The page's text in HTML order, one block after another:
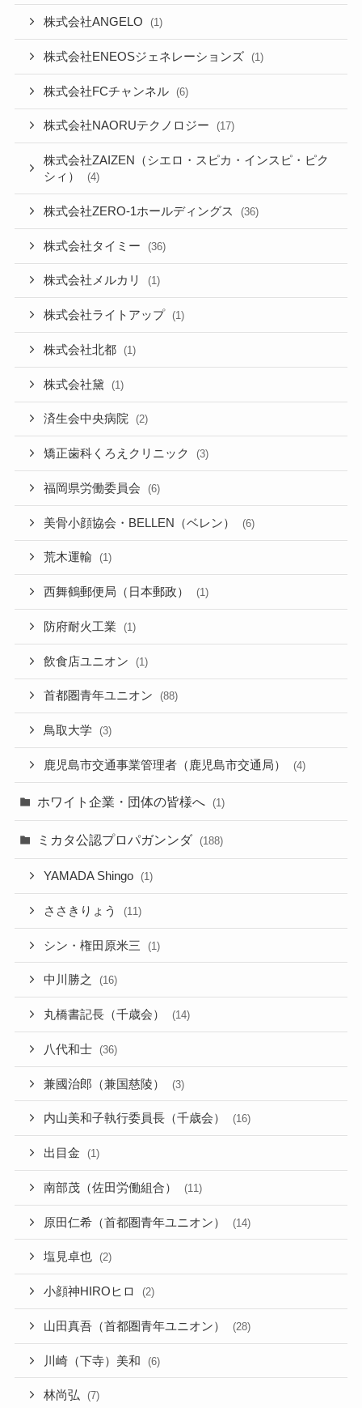
株式会社ANGELO (1)
株式会社ENEOSジェネレーションズ (1)
株式会社FCチャンネル (6)
株式会社NAORUテクノロジー (17)
株式会社ZAIZEN（シエロ・スピカ・インスピ・ピク
シィ）
(4)
株式会社ZERO-1ホールディングス (36)
株式会社タイミー (36)
株式会社メルカリ (1)
株式会社ライトアップ (1)
株式会社北都 (1)
株式会社黛 (1)
済生会中央病院 (2)
矯正歯科くろえクリニック (3)
福岡県労働委員会 (6)
美骨小顔協会・BELLEN（ベレン） (6)
荒木運輸 (1)
西舞鶴郵便局（日本郵政） (1)
防府耐火工業 (1)
飲食店ユニオン (1)
首都圏青年ユニオン (88)
鳥取大学 (3)
鹿児島市交通事業管理者（鹿児島市交通局） (4)
ホワイト企業・団体の皆様へ (1)
ミカタ公認プロパガンンダ (188)
YAMADA Shingo (1)
ささきりょう (11)
シン・権田原米三 (1)
中川勝之 (16)
丸橋書記長（千歳会） (14)
八代和士 (36)
兼國治郎（兼国慈陵） (3)
内山美和子執行委員長（千歳会） (16)
出目金 (1)
南部茂（佐田労働組合） (11)
原田仁希（首都圏青年ユニオン） (14)
塩見卓也 (2)
小顔神HIROヒロ (2)
山田真吾（首都圏青年ユニオン） (28)
川崎（下寺）美和 (6)
林尚弘 (7)